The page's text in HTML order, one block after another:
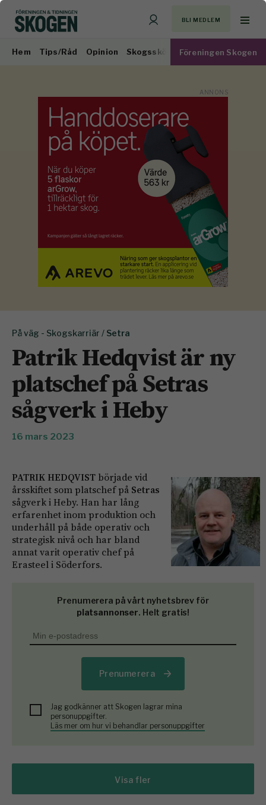
BLI MEDLEM
Hem Tips/Råd Opinion Skogsskötsel Virkesmarknad
Föreningen Skogen
På väg - Skogskarriär / Setra
Patrik Hedqvist är ny
platschef på Setras
sågverk i Heby
16 mars 2023
PATRIK HEDQVIST började vid
årsskiftet som platschef på Setras
sågverk i Heby. Han har lång
erfarenhet inom produktion och
underhåll på både operativ och
strategisk nivå och har bland
annat varit operativ chef på
Erasteel i Söderfors.
Prenumerera på vårt nyhetsbrev för
platsannonser. Helt gratis!
Prenumerera
Jag godkänner att Skogen lagrar mina
personuppgifter.
Läs mer om hur vi behandlar personuppgifter
Visa fler